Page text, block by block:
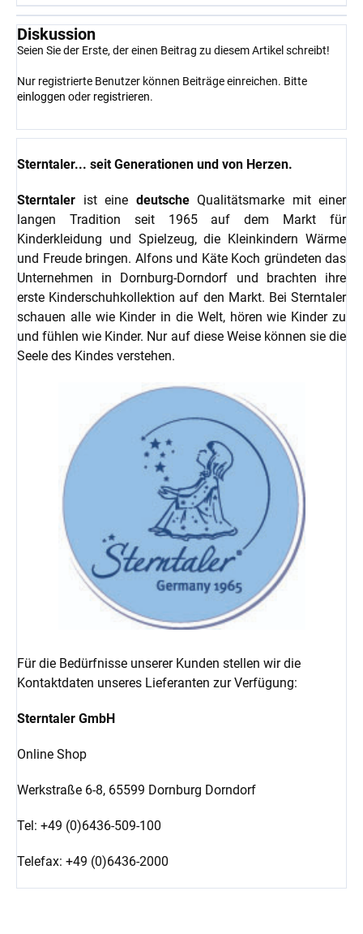
Diskussion
Seien Sie der Erste, der einen Beitrag zu diesem Artikel schreibt!
Nur registrierte Benutzer können Beiträge einreichen. Bitte
einloggen oder registrieren.
Sterntaler... seit Generationen und von Herzen.
Sterntaler ist eine deutscheQualitätsmarke mit einer
langen Tradition seit 1965 auf dem Markt für
Kinderkleidung und Spielzeug, die Kleinkindern Wärme
und Freude bringen. Alfons und Käte Koch gründeten das
Unternehmen in Dornburg-Dorndorf und brachten ihre
erste Kinderschuhkollektion auf den Markt. Bei Sterntaler
schauen alle wie Kinder in die Welt, hören wie Kinder zu
und fühlen wie Kinder. Nur auf diese Weise können sie die
Seele des Kindes verstehen.
Für die Bedürfnisse unserer Kunden stellen wir die
Kontaktdaten unseres Lieferanten zur Verfügung:
Sterntaler GmbH
Online Shop
Werkstraße 6-8, 65599 Dornburg Dorndorf
Tel: +49 (0)6436-509-100
Telefax: +49 (0)6436-2000